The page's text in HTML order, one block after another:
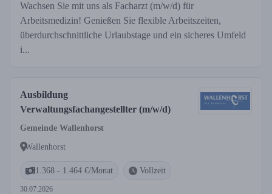
Wachsen Sie mit uns als Facharzt (m/w/d) für
Arbeitsmedizin! Genießen Sie flexible Arbeitszeiten,
überdurchschnittliche Urlaubstage und ein sicheres Umfeld
i...
Ausbildung
Verwaltungsfachangestellter (m/w/d)
Gemeinde Wallenhorst
Wallenhorst
1.368 - 1.464 €/Monat Vollzeit
30.07.2026